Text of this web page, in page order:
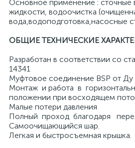
Основное применение : сточные
жидкости, водоочистка
вода,водоподготовка,насосные
ОБЩИЕ ТЕХНИЧЕСКИЕ
Разработан в соответствии со
14341
Муфтовое соединение BSP от
Монтаж и работа в
положении при восходящем
Малые потери давления
Полный проход благодаря
Cамоочищающийся шар.
Легкая и быстросъемная крышка.